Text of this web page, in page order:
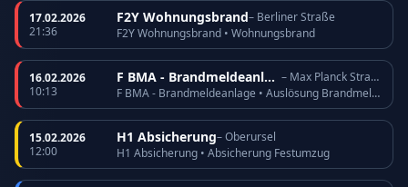
17.02.2026
21:36
F2Y Wohnungsbrand– Berliner Straße
F2Y Wohnungsbrand • Wohnungsbrand
16.02.2026
10:13
F BMA - Brandmeldeanlage
– Max Planck Straße
F BMA - Brandmeldeanlage • Auslösung Brandmeldeanlage
15.02.2026
12:00
H1 Absicherung– Oberursel
H1 Absicherung • Absicherung Festumzug